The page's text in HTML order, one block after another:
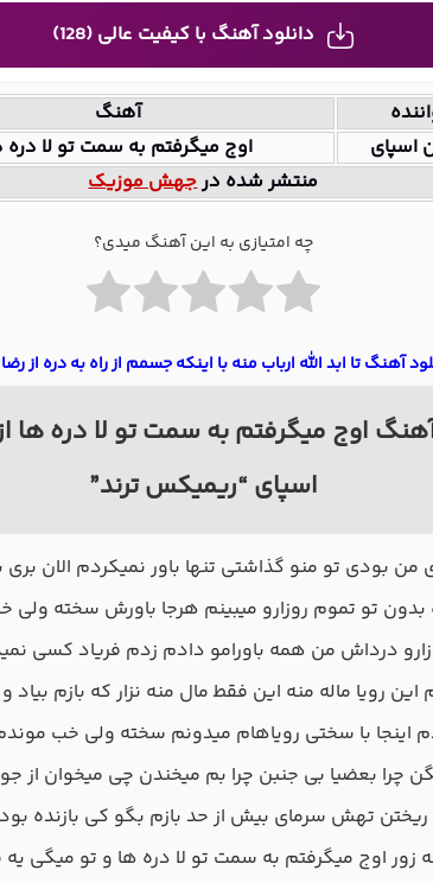
دانلود آهنگ با کیفیت عالی (128)
آهنگ
اسپای
اوج میگرفتم به سمت تو لا دره
منتشر شده درجهش موزیک
چه امتیازی به این آهنگ میدی؟
آهنگ تا ابد الله ارباب منه با اینکه جسمم از راه به دره از
اوج میگرفتم به سمت تو لا دره ها
اسپای “ریمیکس ترند”
ﻣﻦ ﺑﻮدی ﺗﻮ ﻣﻨﻮ ﮔﺬاﺷﺘﻰ ﺗﻨﻬﺎ ﺑﺎور ﻧﻤﻴﻜﺮدم اﻟﺎن
ﺑﺪون ﺗﻮ ﺗﻤﻮم روزارو ﻣﻴﺒﻴﻨﻢ ﻫﺮﺟﺎ ﺑﺎورش ﺳﺨﺘﻪ وﻟﻰ
درداش ﻣﻦ ﻫﻤﻪ ﺑﺎوراﻣﻮ دادم زدم ﻓﺮﻳﺎد ﻛﺴﻰ
اﻳﻦ روﻳﺎ ﻣﺎﻟﻪ ﻣﻨﻪ اﻳﻦ ﻓﻘﻄ ﻣﺎل ﻣﻨﻪ ﻧﺰار ﻛﻪ ﺑﺎزم ﺑﻴﺎد
اﻳﻨﺠﺎ ﺑﺎ ﺳﺨﺘﻰ روﻳﺎﻫﺎم ﻣﻴﺪوﻧﻢ ﺳﺨﺘﻪ وﻟﻰ ﺧﺐ ﻣﻮﻧﺪم
ﭼﺮا ﺑﻌﻀﻴﺎ ﺑﻰ ﺟﻨﺒﻦ ﭼﺮا ﺑﻢ ﻣﻴﺨﻨﺪن ﭼﻰ ﻣﻴﺨﻮان از
ﺗﻬﺶ ﺳﺮﻣﺎی ﺑﻴﺶ از ﺣﺪ ﺑﺎزم ﺑﮕﻮ ﻛﻰ ﺑﺎزﻧﺪه ﺑﻮد
زور اوج ﻣﻴﮕﺮﻓﺘﻢ ﺑﻪ ﺳﻤﺖ ﺗﻮ ﻟﺎ دره ﻫﺎ و ﺗﻮ ﻣﻴﮕﻰ